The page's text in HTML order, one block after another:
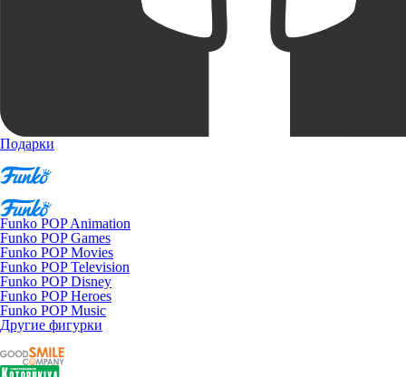
Подарки
Funko POP Animation
Funko POP Games
Funko POP Movies
Funko POP Television
Funko POP Disney
Funko POP Heroes
Funko POP Music
Другие фигурки